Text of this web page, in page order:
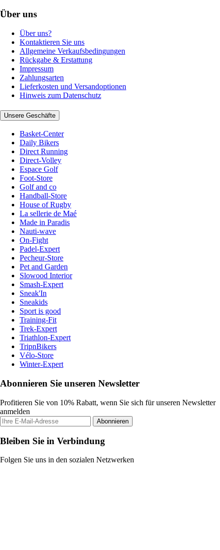
Über uns
Über uns?
Kontaktieren Sie uns
Allgemeine Verkaufsbedingungen
Rückgabe & Erstattung
Impressum
Zahlungsarten
Lieferkosten und Versandoptionen
Hinweis zum Datenschutz
Unsere Geschäfte
Basket-Center
Daily Bikers
Direct Running
Direct-Volley
Espace Golf
Foot-Store
Golf and co
Handball-Store
House of Rugby
La sellerie de Maé
Made in Paradis
Nauti-wave
On-Fight
Padel-Expert
Pecheur-Store
Pet and Garden
Slowood Interior
Smash-Expert
Sneak'In
Sneakids
Sport is good
Training-Fit
Trek-Expert
Triathlon-Expert
TripnBikers
Vélo-Store
Winter-Expert
Abonnieren Sie unseren Newsletter
Profitieren Sie von 10% Rabatt, wenn Sie sich für unseren Newsletter
anmelden
Abonnieren
Bleiben Sie in Verbindung
Folgen Sie uns in den sozialen Netzwerken